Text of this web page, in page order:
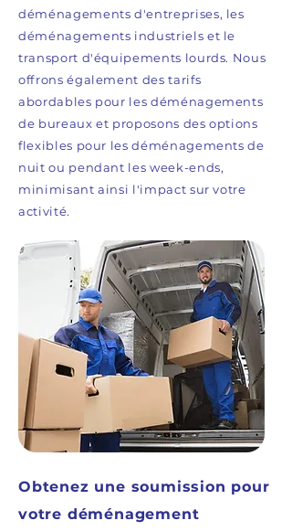
déménagements d'entreprises, les
déménagements industriels et le
transport d'équipements lourds. Nous
offrons également des tarifs
abordables pour les déménagements
de bureaux et proposons des options
flexibles pour les déménagements de
nuit ou pendant les week-ends,
minimisant ainsi l'impact sur votre
activité.
Obtenez une soumission pour
votre déménagement